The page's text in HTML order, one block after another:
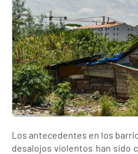
Los antecedentes en los
desalojos violentos han sido